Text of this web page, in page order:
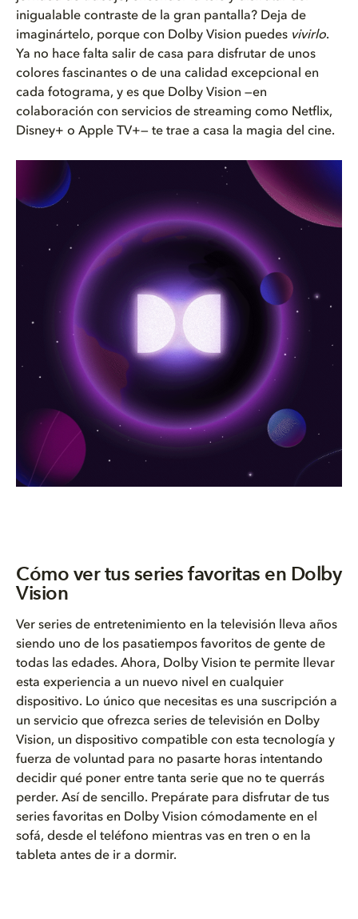
inigualable contraste de la gran pantalla? Deja de
imaginártelo, porque con Dolby Vision puedes vivirlo.
Ya no hace falta salir de casa para disfrutar de unos
colores fascinantes o de una calidad excepcional en
cada fotograma, y es que Dolby Vision —en
colaboración con servicios de streaming como Netflix,
Disney+ o Apple TV+— te trae a casa la magia del cine.
Cómo ver tus series favoritas en Dolby
Vision
Ver series de entretenimiento en la televisión lleva años
siendo uno de los pasatiempos favoritos de gente de
todas las edades. Ahora, Dolby Vision te permite llevar
esta experiencia a un nuevo nivel en cualquier
dispositivo. Lo único que necesitas es una suscripción a
un servicio que ofrezca series de televisión en Dolby
Vision, un dispositivo compatible con esta tecnología y
fuerza de voluntad para no pasarte horas intentando
decidir qué poner entre tanta serie que no te querrás
perder. Así de sencillo. Prepárate para disfrutar de tus
series favoritas en Dolby Vision cómodamente en el
sofá, desde el teléfono mientras vas en tren o en la
tableta antes de ir a dormir.